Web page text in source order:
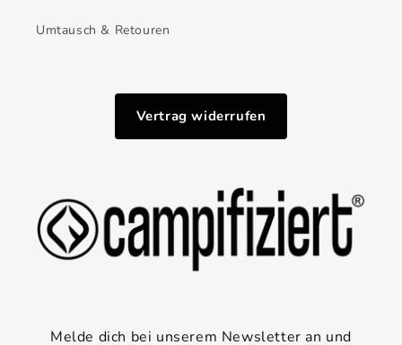
Umtausch & Retouren
Vertrag widerrufen
Melde dich bei unserem Newsletter an und